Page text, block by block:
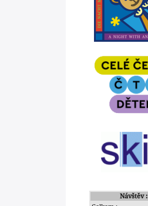
Návštěv :